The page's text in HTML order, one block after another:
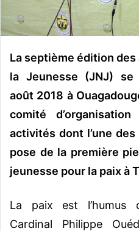
u
r
e
l
La septième édition
la Jeunesse (JNJ)
août 2018 à
comité
activités dont l’une
pose de la première
jeunesse pour la paix à
La paix est l’humus
Cardinal Philippe